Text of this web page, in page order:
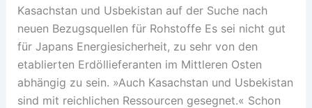
Kasachstan und Usbekistan auf der Suche nach
neuen Bezugsquellen für Rohstoffe Es sei nicht gut
für Japans Energiesicherheit, zu sehr von den
etablierten Erdöllieferanten im Mittleren Osten
abhängig zu sein. »Auch Kasachstan und Usbekistan
sind mit reichlichen Ressourcen gesegnet.« Schon